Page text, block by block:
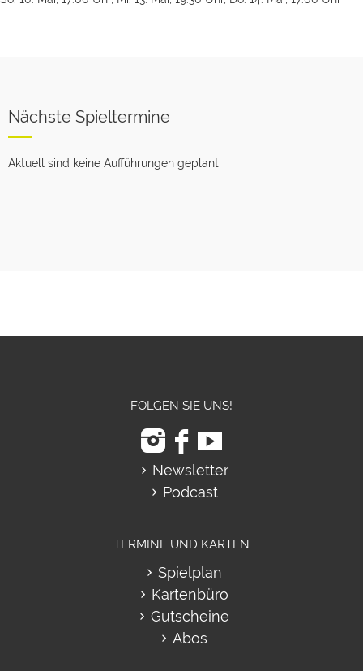
Nächste Spieltermine
Aktuell sind keine Aufführungen geplant
FOLGEN SIE UNS!
Newsletter
Podcast
TERMINE UND KARTEN
Spielplan
Kartenbüro
Gutscheine
Abos